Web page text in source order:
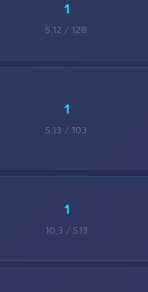
1
5,12 / 128
1
5,13 / 103
1
10,3 / 513